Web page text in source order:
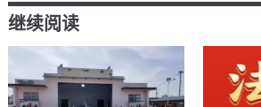
继续阅读